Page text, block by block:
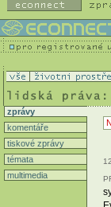
zprávy
komentáře
tiskové zprávy
témata
multimedia